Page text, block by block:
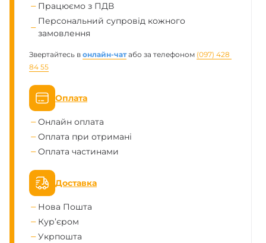
Працюємо з ПДВ
Персональний супровід кожного
замовлення
Звертайтесь в онлайн-чат або за телефоном (097) 428
84 55
Оплата
Онлайн оплата
Оплата при отримані
Оплата частинами
Доставка
Нова Пошта
Кур’єром
Укрпошта